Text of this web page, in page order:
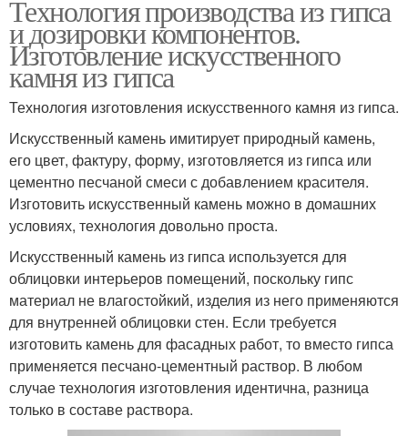
Технология производства из гипса
и дозировки компонентов.
Изготовление искусственного
камня из гипса
Технология изготовления искусственного камня из гипса.
Искусственный камень имитирует природный камень,
его цвет, фактуру, форму, изготовляется из гипса или
цементно песчаной смеси с добавлением красителя.
Изготовить искусственный камень можно в домашних
условиях, технология довольно проста.
Искусственный камень из гипса используется для
облицовки интерьеров помещений, поскольку гипс
материал не влагостойкий, изделия из него применяются
для внутренней облицовки стен. Если требуется
изготовить камень для фасадных работ, то вместо гипса
применяется песчано-цементный раствор. В любом
случае технология изготовления идентична, разница
только в составе раствора.